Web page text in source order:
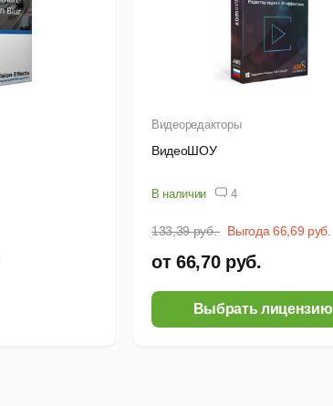
Видеоредакторы
ВидеоШОУ
В наличии 4
133,39 руб. Выгода 66,69 руб.
от 66,70 руб.
Выбрать лицензию